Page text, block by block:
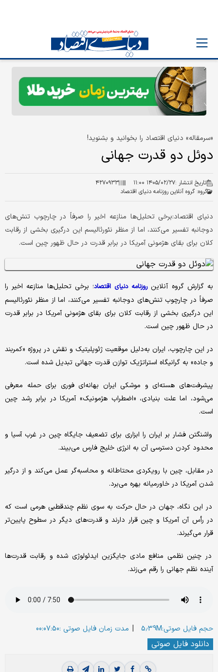
«سرمقاله» دنیای اقتصاد را بخوانید و بشنوید!
دوئل دو قدرت جهانی
تاریخ انتشار :۱۴۰۵/۰۲/۲۷ ۱۱:۰۰
۴۲۷۰۹۳۳
گروه: گروه آنلاین روزنامه دنیای اقتصاد
دنیای اقتصاد:برخی تحلیل‌ها منازعه اخیر را صرفاً در چارچوب تنش‌های
دوجانبه تفسیر می‌کنند، اما از منظر نئورئالیسم این درگیری بخشی از رقابت
کلان برای بقای هژمونی آمریکا در برابر قدرت در حال ظهور چین است.
به گزارش گروه آنلاینروزنامه دنیای اقتصاد؛ برخی تحلیل‌ها منازعه اخیر را
صرفاً در چارچوب تنش‌های دوجانبه تفسیر می‌کنند، اما از منظر نئورئالیسم
این درگیری بخشی از رقابت کلان برای بقای هژمونی آمریکا در برابر قدرت
در حال ظهور چین است.
‌در این چارچوب، ایران به‌دلیل موقعیت ژئوپلیتیک و نقش در پروژه «کمربند
و جاده» به گرانیگاه استراتژیک توازن قدرت جهانی تبدیل شده است.
‌پیشرفت‌های هسته‌ای و موشکی ایران بهانه‌ای فوری برای حمله معرفی
می‌شود، اما علت بنیادی، «اضطراب هژمونیک» آمریکا در برابر رشد چین
است.
‌ واشنگتن فشار بر ایران را ابزاری برای تضعیف جایگاه چین در غرب آسیا و
محدود کردن دسترسی آن به انرژی خلیج فارس می‌بیند.
‌در مقابل، چین با رویکردی محتاطانه و محاسبه‌گر عمل می‌کند و از درگیر
شدن آمریکا در خاورمیانه بهره می‌برد.
‌ در این نگاه، جهان در حال حرکت به سوی نظم چندقطبی هرمی است که
در رأس آن آمریکا و چین قرار دارند و قدرت‌های دیگر در سطوح پایین‌تر
قرار می‌گیرند.
‌ در چنین نظمی منافع مادی جایگزین ایدئولوژی شده و رقابت قدرت‌ها
آینده نظم جهانی را رقم می‌زند.
حجم فایل صوتی:5.39M | مدت زمان فایل صوتی :00:07:50
دانلود فایل صوتی